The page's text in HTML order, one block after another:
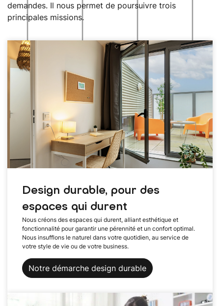
demandes. Il nous permet de poursuivre trois
principales missions.
Design durable, pour des
espaces qui durent
Nous créons des espaces qui durent, alliant esthétique et
fonctionnalité pour garantir une pérennité et un confort optimal.
Nous insufflons le naturel dans votre quotidien, au service de
votre style de vie ou de votre business.
Notre démarche design durable